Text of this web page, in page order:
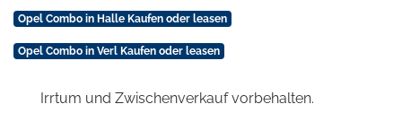
Opel Combo in Halle Kaufen oder leasen
Opel Combo in Verl Kaufen oder leasen
Irrtum und Zwischenverkauf vorbehalten.